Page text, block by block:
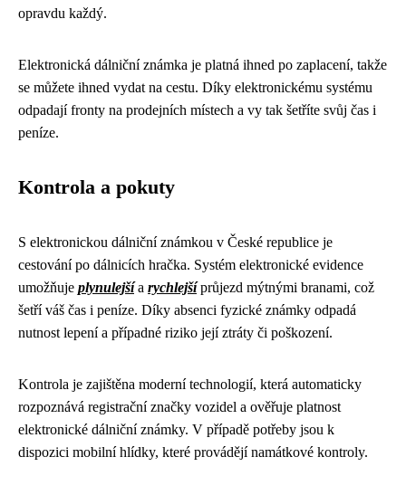
opravdu každý.
Elektronická dálniční známka je platná ihned po zaplacení, takže
se můžete ihned vydat na cestu. Díky elektronickému systému
odpadají fronty na prodejních místech a vy tak šetříte svůj čas i
peníze.
Kontrola a pokuty
S elektronickou dálniční známkou v České republice je
cestování po dálnicích hračka. Systém elektronické evidence
umožňuje plynulejšía rychlejšíprůjezd mýtnými branami, což
šetří váš čas i peníze. Díky absenci fyzické známky odpadá
nutnost lepení a případné riziko její ztráty či poškození.
Kontrola je zajištěna moderní technologií, která automaticky
rozpoznává registrační značky vozidel a ověřuje platnost
elektronické dálniční známky. V případě potřeby jsou k
dispozici mobilní hlídky, které provádějí namátkové kontroly.